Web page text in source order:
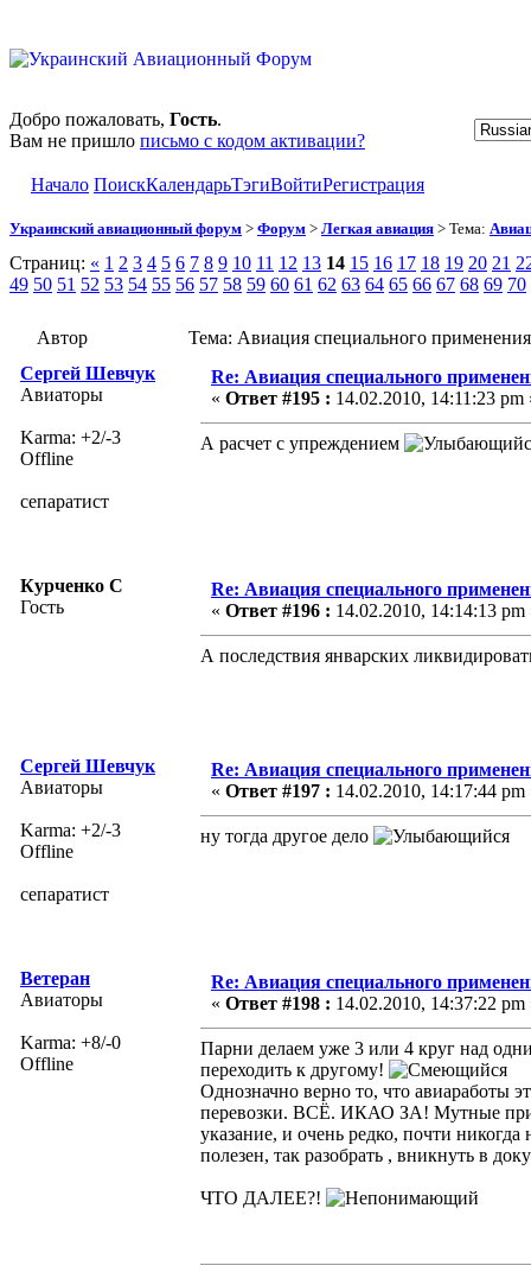
Добро пожаловать, Гость.
Вам не пришло письмо с кодом активации?
Начало ПоискКалендарьТэгиВойтиРегистрация
Украинский авиационный форум > Форум > Легкая авиация > Тема:
Страниц: « 1 2 3 4 5 6 7 8 9 10 11 12 13 14 15 16 17 18 19 20 21
49 50 51 52 53 54 55 56 57 58 59 60 61 62 63 64 65 66 67 68 69 70
Автор
Тема: Авиация специального
Сергей Шевчук
Авиаторы
Karma: +2/-3
Offline
сепаратист
Re: Авиация специального
« Ответ #195 : 14.02.2010, 14:11:23 pm
А расчет с упреждением
Курченко С
Гость
Re: Авиация специального
« Ответ #196 : 14.02.2010, 14:14:13 pm
А последствия январских
Сергей Шевчук
Авиаторы
Karma: +2/-3
Offline
сепаратист
Re: Авиация специального
« Ответ #197 : 14.02.2010, 14:17:44 pm
ну тогда другое дело
Ветеран
Авиаторы
Karma: +8/-0
Offline
Re: Авиация специального
« Ответ #198 : 14.02.2010, 14:37:22 pm
Парни делаем уже 3 или 4 круг над
переходить к другому!
Однозначно верно то, что авиаработы
перевозки. ВСЁ. ИКАО ЗА! Мутные
указание, и очень редко, почти
полезен, так разобрать , вникнуть в
ЧТО ДАЛЕЕ?!